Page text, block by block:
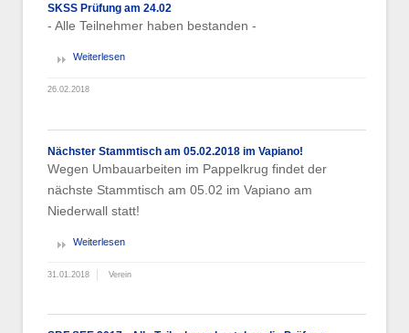
SKSS Prüfung am 24.02
- Alle Teilnehmer haben bestanden -
Weiterlesen
26.02.2018
Nächster Stammtisch am 05.02.2018 im Vapiano!
Wegen Umbauarbeiten im Pappelkrug findet der
nächste Stammtisch am 05.02 im Vapiano am
Niederwall statt!
Weiterlesen
31.01.2018 Verein